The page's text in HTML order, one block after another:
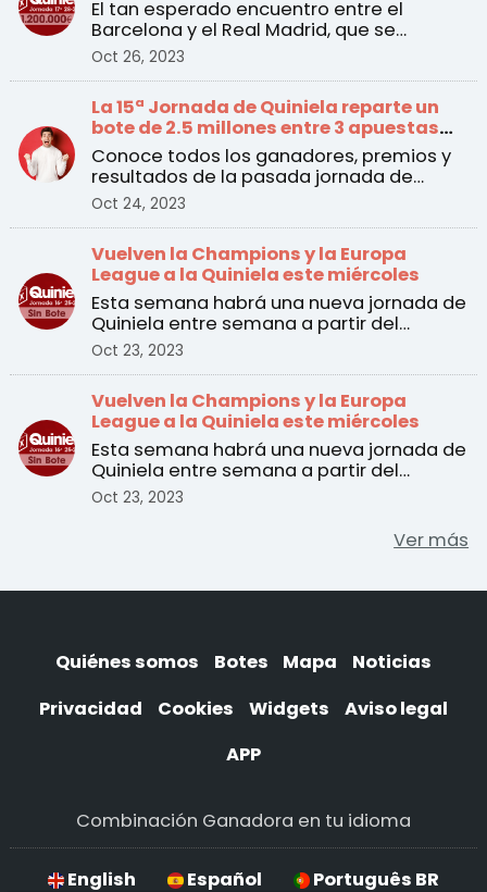
El tan esperado encuentro entre el
Barcelona y el Real Madrid, que se
Oct 26, 2023
La 15ª Jornada de Quiniela reparte un
bote de 2.5 millones entre 3 apuestas
ganadoras
Conoce todos los ganadores, premios y
resultados de la pasada jornada de
Quiniela
Oct 24, 2023
Vuelven la Champions y la Europa
League a la Quiniela este miércoles
Esta semana habrá una nueva jornada de
Quiniela entre semana a partir del
Oct 23, 2023
Vuelven la Champions y la Europa
League a la Quiniela este miércoles
Esta semana habrá una nueva jornada de
Quiniela entre semana a partir del
Oct 23, 2023
Ver más
Quiénes somos Botes Mapa
Noticias
Privacidad
Cookies Widgets
Aviso legal
APP
Combinación Ganadora en tu idioma
English Español Português BR